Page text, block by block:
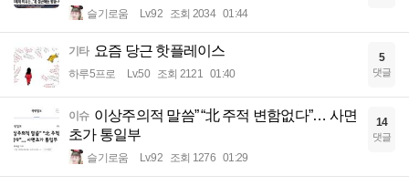
슬기로움 Lv.92 조회 2034 01:44
기타 요즘 당근 핫플레이스
하루5프로 Lv.50 조회 2121 01:40
5
댓글
이슈 이상주의적 말씀” “北 주적 변함없다”… 사면
초가 통일부
슬기로움 Lv.92 조회 1276 01:29
14
댓글